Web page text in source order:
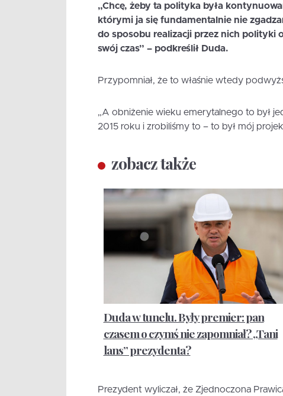
„Chcę, żeby ta polityka była
którymi ja się fundamentalnie nie
do sposobu realizacji przez nich polityki
swój czas” – podkreślił Duda.
Przypomniał, że to właśnie wtedy
„A obniżenie wieku emerytalnego to był
2015 roku i zrobiliśmy to – to był mój
zobacz także
Duda w tunelu. Były premier: pan
czasem o czymś nie zapomniał? „Tani
lans” prezydenta?
Prezydent wyliczał, że Zjednoczona